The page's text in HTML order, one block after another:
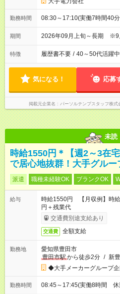
勤務時間 08:30～17:10(実働7時間40
期間 2026年09月上旬～長期 ※9
特徴 履歴書不要 / 40～50代活躍中
気になる！ 応募
掲載元企業名 パーソルテンプスタッフ株
未読
時給1550円＊【週2～3在
で居心地抜群！大手グルー
派遣 職種未経験OK ブランクOK
給与
時給1550円 【月収例】時
円＋残業代
交通費別途支給あり
交通費 全額支給
勤務地
愛知県豊田市
豊田市駅から徒歩2分 / 新
◆大手メーカーグループ企
勤務時間 08:45～17:45(実働8時間 休